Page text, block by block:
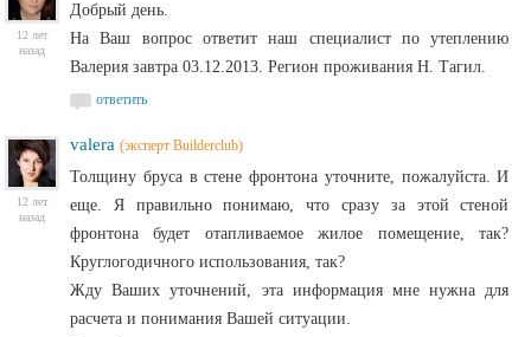
12 лет
назад
Добрый день.
На Ваш вопрос ответит наш специалист по утеплению
Валерия завтра 03.12.2013. Регион проживания Н. Тагил.
ответить
12 лет
назад
valera (эксперт Builderclub)
Толщину бруса в стене фронтона уточните, пожалуйста. И
еще. Я правильно понимаю, что сразу за этой стеной
фронтона будет отапливаемое жилое помещение, так?
Круглогодичного использования, так?
Жду Ваших уточнений, эта информация мне нужна для
расчета и понимания Вашей ситуации.